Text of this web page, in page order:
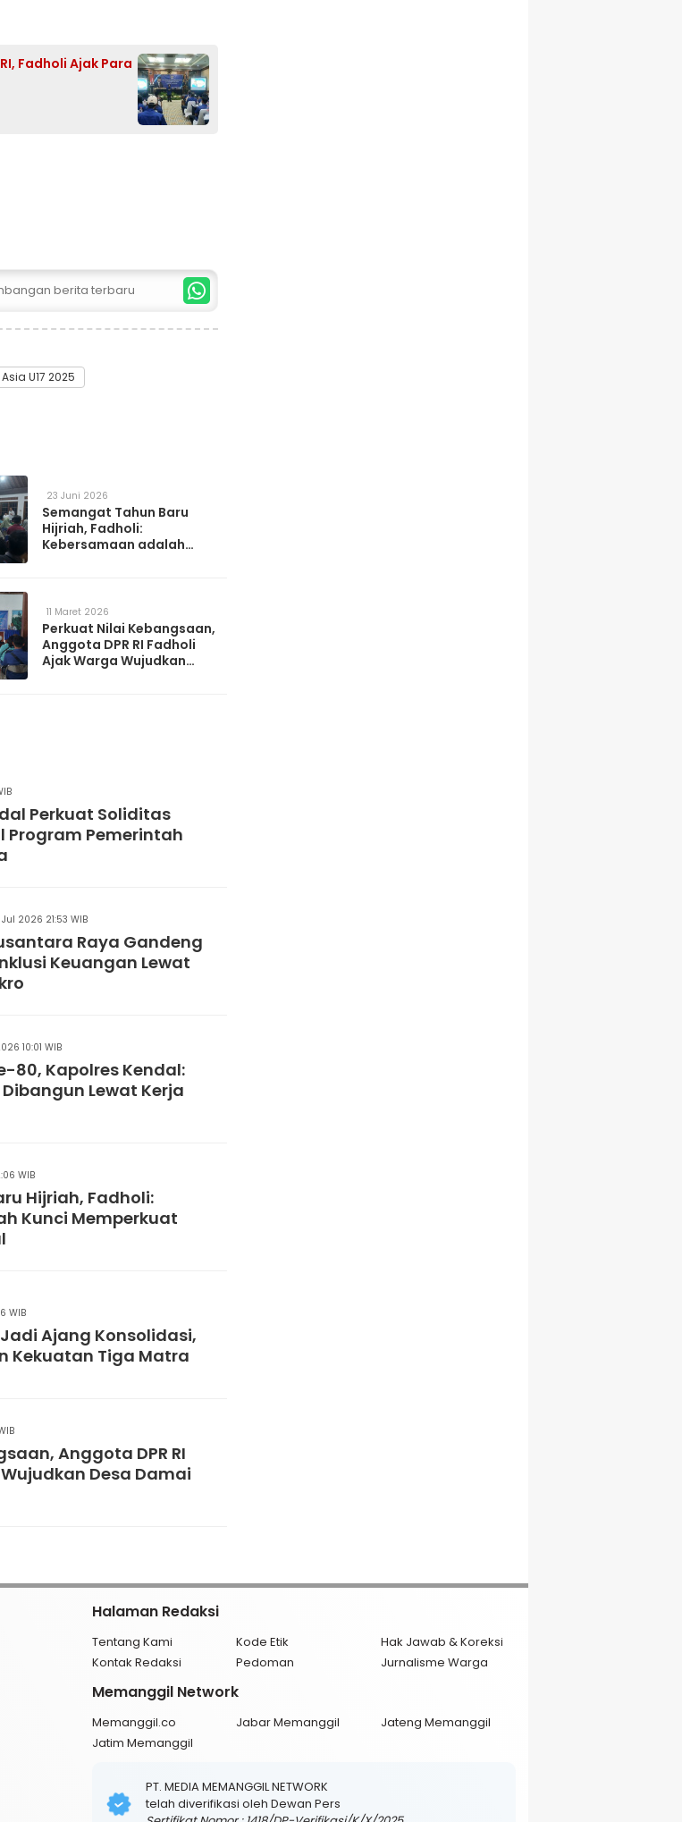
Fadholi Ajak Para
berita terbaru
U17 2025
23 Juni 2026
Semangat Tahun Baru
Hijriah, Fadholi:
Kebersamaan adalah
11 Maret 2026
Perkuat Nilai Kebangsaan,
Anggota DPR RI Fadholi
Ajak Warga Wujudkan
Perkuat Soliditas
Program Pemerintah
Jul 2026 21:53 WIB
Raya Gandeng
Keuangan Lewat
10:01 WIB
80, Kapolres Kendal:
Lewat Kerja
WIB
Hijriah, Fadholi:
Kunci Memperkuat
WIB
Ajang Konsolidasi,
Kekuatan Tiga Matra
Anggota DPR RI
Desa Damai
Halaman Redaksi
Tentang Kami Kode Etik
Hak Jawab & Koreksi
Kontak Redaksi
Pedoman Jurnalisme Warga
Memanggil Network
Memanggil.co Jabar Memanggil
Jateng Memanggil
Jatim Memanggil
PT. MEDIA MEMANGGIL NETWORK
telah diverifikasi oleh Dewan Pers